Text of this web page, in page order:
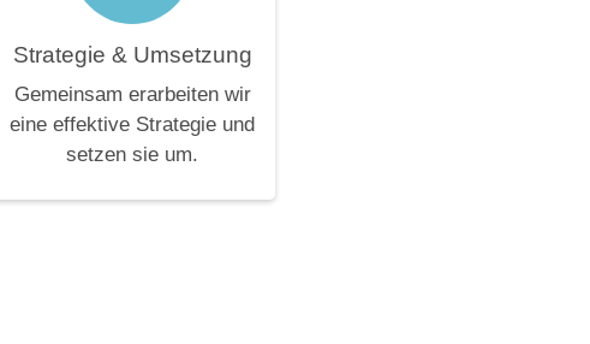
Strategie & Umsetzung
Gemeinsam erarbeiten wir
eine effektive Strategie und
setzen sie um.